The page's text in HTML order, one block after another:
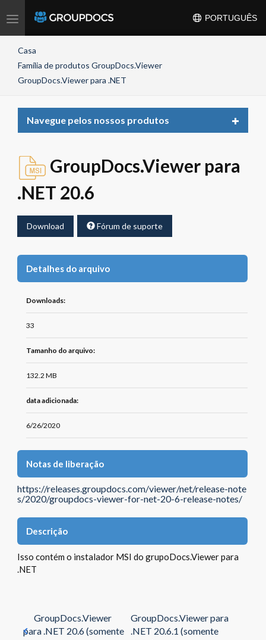
Toggle
PORTUGUÊS
Casa
Família de produtos GroupDocs.Viewer
GroupDocs.Viewer para .NET
Navegue pelos nossos produtos
Toggle
GroupDocs.Viewer para
.NET 20.6
Download Fórum de suporte
Detalhes do arquivo
Downloads:
33
Tamanho do arquivo:
132.2 MB
data adicionada:
6/26/2020
Notas de liberação
https://releases.groupdocs.com/viewer/net/release-note
s/2020/groupdocs-viewer-for-net-20-6-release-notes/
Descrição
Isso contém o instalador MSI do grupoDocs.Viewer para
.NET
GroupDocs.Viewer
para .NET 20.6 (somente
GroupDocs.Viewer para
.NET 20.6.1 (somente